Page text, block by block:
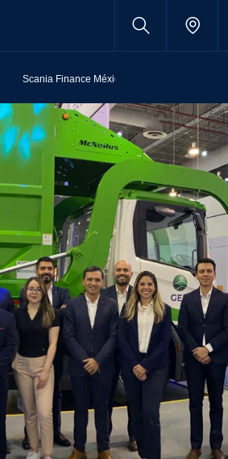
Scania Finance México